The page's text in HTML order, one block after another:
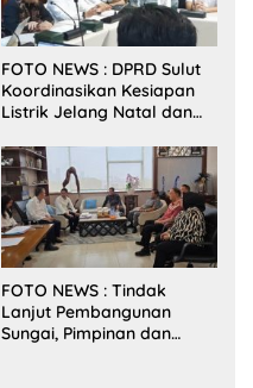
FOTO NEWS : DPRD Sulut
Koordinasikan Kesiapan
Listrik Jelang Natal dan
FOTO NEWS : Tindak
Lanjut Pembangunan
Sungai, Pimpinan dan